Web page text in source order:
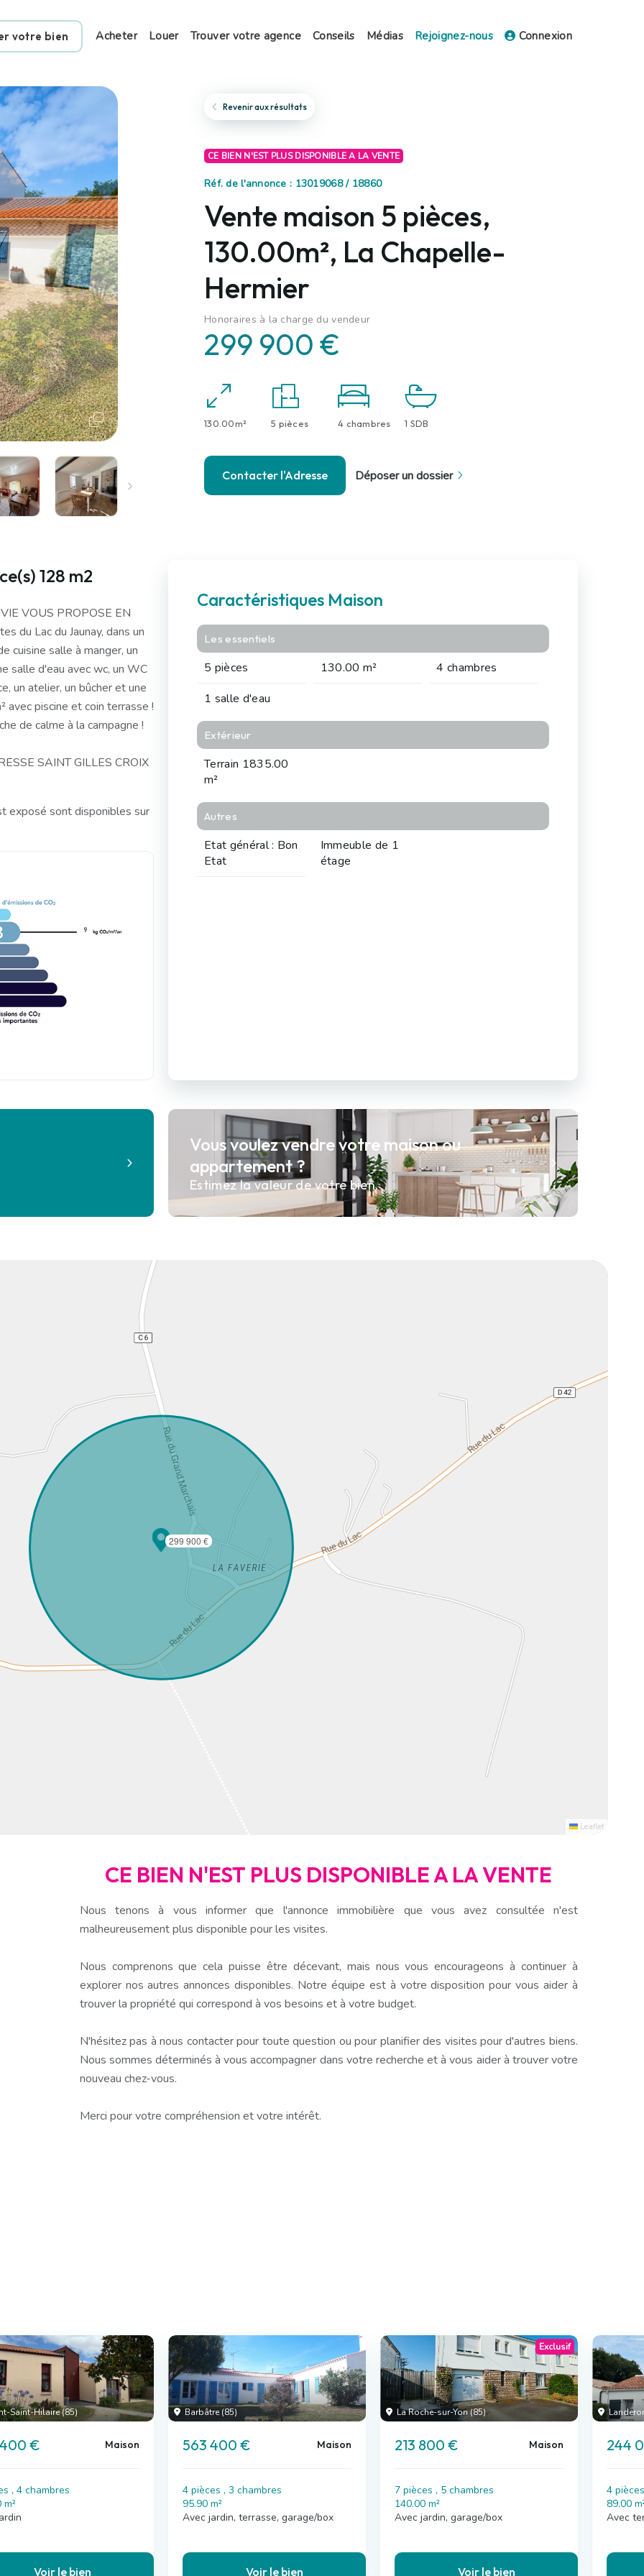
votre bien Acheter Louer Trouver votre agence Conseils Médias Rejoignez-nous Connexion
Revenir aux résultats
CE BIEN N'EST PLUS DISPONIBLE A LA VENTE
Réf. de l'annonce : 13019068 / 18860
Vente maison 5 pièces,
130.00m², La Chapelle-
Hermier
Honoraires à la charge du vendeur
299 900 €
130.00m² 5 pièces 4 chambres 1 SDB
Contacter l'Adresse Déposer un dossier
128 m2
VOUS PROPOSE EN
du Lac du Jaunay, dans un
cuisine salle à manger, un
salle d'eau avec wc, un WC
un atelier, un bûcher et une
avec piscine et coin terrasse !
de calme à la campagne !
SAINT GILLES CROIX
exposé sont disponibles sur
9
Caractéristiques Maison
Les essentiels
5 pièces 130.00 m²
4 chambres
1 salle d'eau
Extérieur
Terrain 1835.00
m²
Autres
Etat général : Bon
Etat
Immeuble de 1
étage
Vous voulez vendre votre maison ou
appartement ?
Estimez la valeur de votre bien.
299 900 €
Leaflet
CE BIEN N'EST PLUS DISPONIBLE A LA VENTE
Nous tenons à vous informer que l'annonce immobilière que vous avez consultée n'est
malheureusement plus disponible pour les visites.
Nous comprenons que cela puisse être décevant, mais nous vous encourageons à continuer à
explorer nos autres annonces disponibles. Notre équipe est à votre disposition pour vous aider à
trouver la propriété qui correspond à vos besoins et à votre budget.
N'hésitez pas à nous contacter pour toute question ou pour planifier des visites pour d'autres biens.
Nous sommes déterminés à vous accompagner dans votre recherche et à vous aider à trouver votre
nouveau chez-vous.
Merci pour votre compréhension et votre intérêt.
Saint-Hilaire (85)
€ Maison
, 4 chambres
m²
Voir le bien
Barbâtre (85)
563 400 € Maison
4 pièces , 3 chambres
95.90 m²
Avec jardin, terrasse, garage/box
Voir le bien
La Roche-sur-Yon (85)
Exclusif
213 800 € Maison
7 pièces , 5 chambres
140.00 m²
Avec jardin, garage/box
Voir le bien
244
4
89.00
Avec